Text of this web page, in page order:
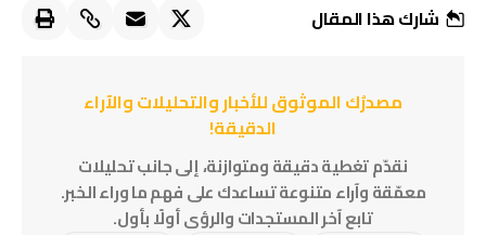
شارك هذا المقال
مصدرُك الموثوق للأخبار والتحليلات والآراء
الدقيقة!
نقدّم تغطية دقيقة ومتوازنة، إلى جانب تحليلات
معمّقة وآراء متنوعة تساعدك على فهم ما وراء الخبر.
تابع آخر المستجدات والرؤى أولًا بأول.